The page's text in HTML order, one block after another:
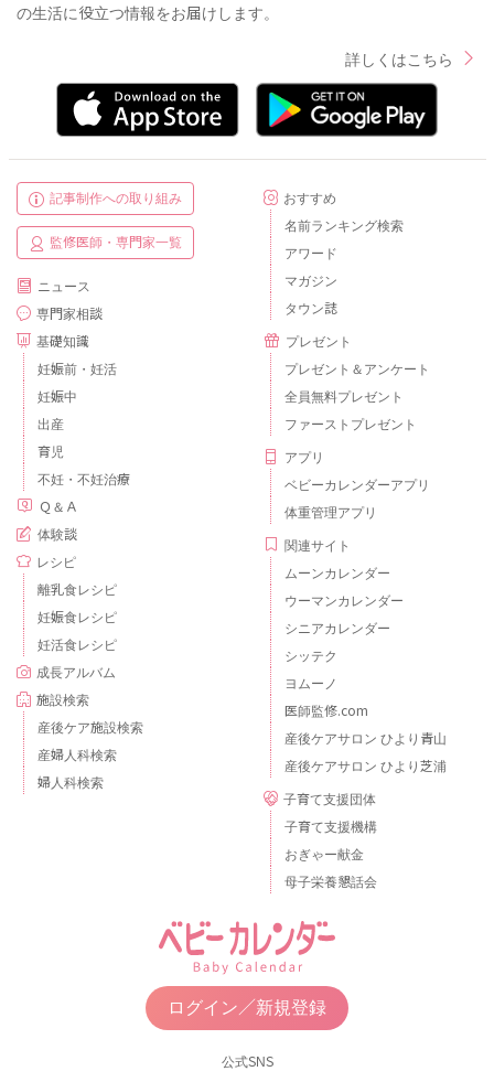
の生活に役立つ情報をお届けします。
詳しくはこちら
記事制作への取り組み
監修医師・専門家一覧
ニュース
専門家相談
基礎知識
妊娠前・妊活
妊娠中
出産
育児
不妊・不妊治療
Ｑ＆Ａ
体験談
レシピ
離乳食レシピ
妊娠食レシピ
妊活食レシピ
成長アルバム
施設検索
産後ケア施設検索
産婦人科検索
婦人科検索
おすすめ
名前ランキング検索
アワード
マガジン
タウン誌
プレゼント
プレゼント＆アンケート
全員無料プレゼント
ファーストプレゼント
アプリ
ベビーカレンダーアプリ
体重管理アプリ
関連サイト
ムーンカレンダー
ウーマンカレンダー
シニアカレンダー
シッテク
ヨムーノ
医師監修.com
産後ケアサロン ひより青山
産後ケアサロン ひより芝浦
子育て支援団体
子育て支援機構
おぎゃー献金
母子栄養懇話会
ログイン／新規登録
公式SNS